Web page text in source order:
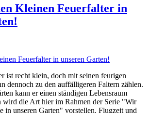
Kleinen Feuerfalter in
ist recht klein, doch mit seinen feurigen
dennoch zu den auffälligeren Faltern zählen.
kann er einen ständigen Lebensraum
wird die Art hier im Rahmen der Serie "Wir
in unseren Garten" vorstellen. Flugzeit und